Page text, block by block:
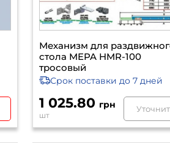
Механизм для
стола MEPA HMR-100
тросовый
Срок поставки до 7 дней
1 025.80 грн
шт